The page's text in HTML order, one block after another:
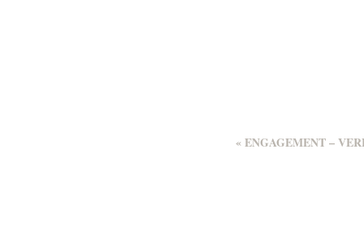
«ENGAGEMENT –